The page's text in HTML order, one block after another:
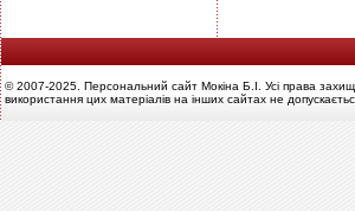
© 2007-2025. Персональний сайт Мокіна Б.І. Усі права
використання цих матеріалів на інших сайтах не